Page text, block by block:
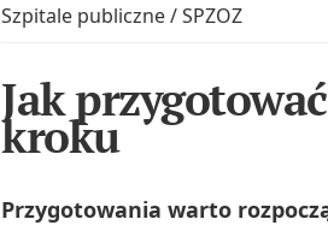
Szpitale publiczne / SPZOZ
Jak
kroku
Przygotowania warto